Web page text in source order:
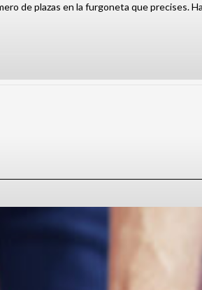
de plazas en la furgoneta que precises.